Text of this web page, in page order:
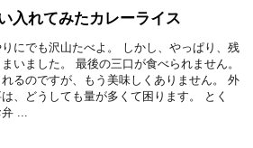
入れてみたカレーライス
にでも沢山たべよ。 しかし、やっぱり、残
いました。 最後の三口が食べられません。
るのですが、もう美味しくありません。 外
、どうしても量が多くて困ります。 とく
弁 ...